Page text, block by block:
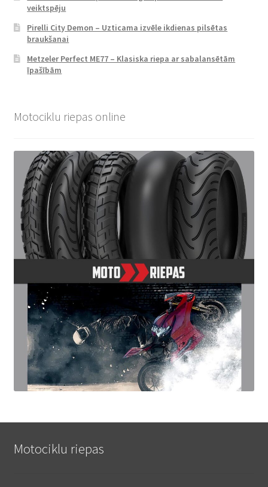
veiktspēju
Pirelli City Demon – Uzticama izvēle ikdienas pilsētas
braukšanai
Metzeler Perfect ME77 – Klasiska riepa ar sabalansētām
īpašībām
Motociklu riepas online
Motociklu riepas